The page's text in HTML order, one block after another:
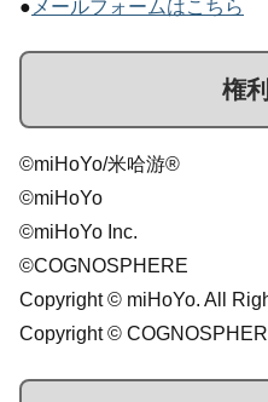
● メールフォームはこちら
権
©miHoYo/米哈游®
©miHoYo
©miHoYo Inc.
©COGNOSPHERE
Copyright © miHoYo. All
Copyright ©